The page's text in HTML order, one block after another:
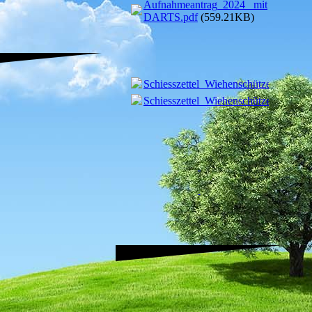
Aufnahmeantrag_2024 _mit
DARTS.pdf(559.21KB)
Schiesszettel_Wiehenschützen.pdf
Schiesszettel_Wiehenschützen.pdf